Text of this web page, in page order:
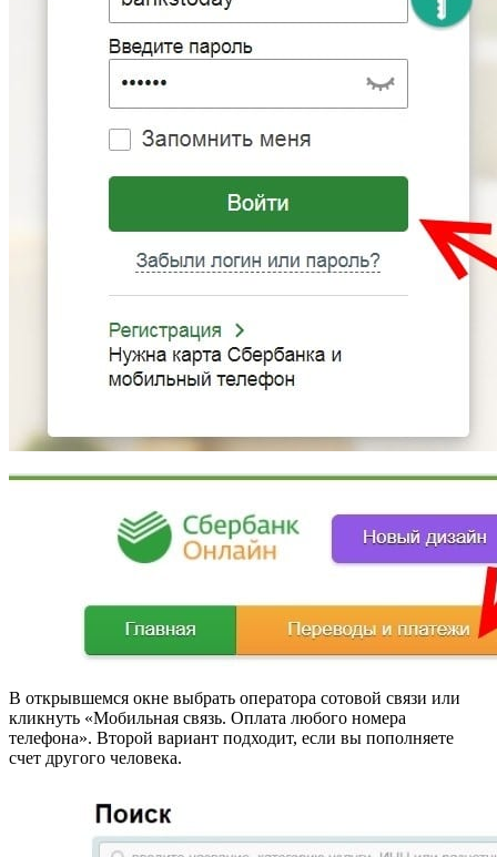
В открывшемся окне выбрать оператора сотовой связи или
кликнуть «Мобильная связь. Оплата любого номера
телефона». Второй вариант подходит, если вы пополняете
счет другого человека.